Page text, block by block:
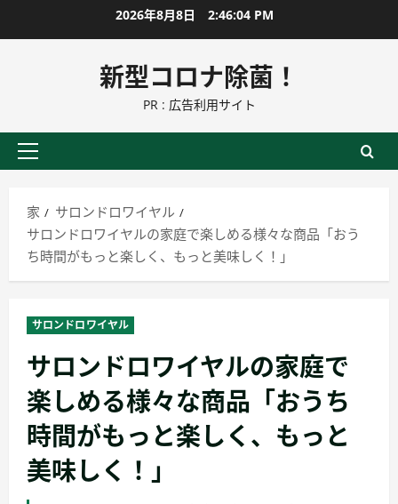
ン
に
2026年8月8日 2:46:05 PM
新型コロナ除菌！
PR : 広告利用サイト
プ
イ
マ
リ
ニ
ュ
ー
家
サロンドロワイヤル
サロンドロワイヤルの家庭で楽しめる様々な商品「おう
ち時間がもっと楽しく、もっと美味しく！」
サロンドロワイヤル
サロンドロワイヤルの家庭で
楽しめる様々な商品「おうち
時間がもっと楽しく、もっと
美味しく！」